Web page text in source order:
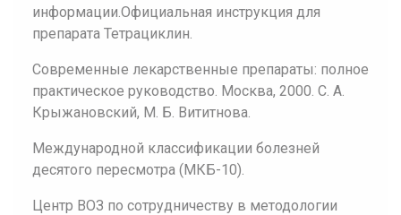
информации.Официальная инструкция для
препарата Тетрациклин.
Современные лекарственные препараты: полное
практическое руководство. Москва, 2000. С. А.
Крыжановский, М. Б. Вититнова.
Международной классификации болезней
десятого пересмотра (МКБ-10).
Центр ВОЗ по сотрудничеству в методологии